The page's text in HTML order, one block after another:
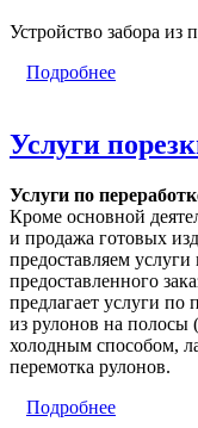
Устройство забора из
Подробнее
Услуги
Услуги по
Кроме основной
и продажа готовых
предоставляем
предоставленного
предлагает услуги по
из рулонов на
холодным способом,
перемотка рулонов.
Подробнее